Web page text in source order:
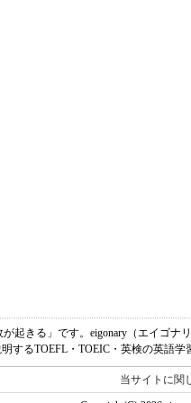
が起きる」です。eigonary（エイゴ
明するTOEFL・TOEIC・英検の英語
当サイトに関